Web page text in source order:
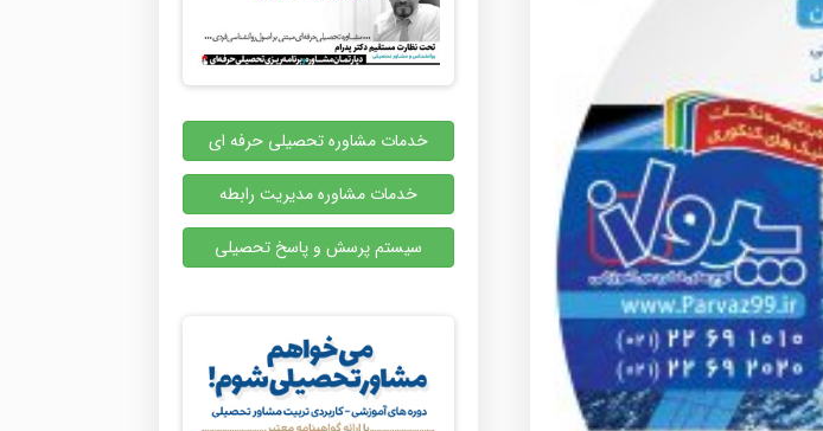
خدمات مشاوره تحصیلی حرفه ای
خدمات مشاوره مدیریت رابطه
سیستم پرسش و پاسخ تحصیلی